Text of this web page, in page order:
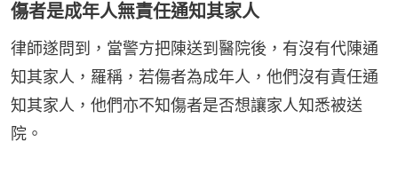
傷者是成年人無責任通知其家人
律師遂問到，當警方把陳送到醫院後，有沒有代陳通
知其家人，羅稱，若傷者為成年人，他們沒有責任通
知其家人，他們亦不知傷者是否想讓家人知悉被送
院。